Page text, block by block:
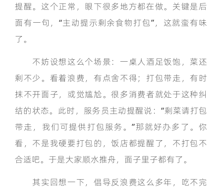
提醒。这个正常，眼下很多地方都在做。关键是后
面有一句，“主动提示剩余食物打包”，这就蛮有味
了。
不妨设想这么个场景：一桌人酒足饭饱，菜还
剩不少。看着浪费，有点舍不得；打包带走，有时
抹不开面子，或觉尴尬。很多消费者就处于这种纠
结的状态。此时，服务员主动提醒说：“剩菜请打包
带走，我们可提供打包服务。”那就好办多了。你
看，不是我硬要打包的，饭店都提醒了，不打包不
合适吧。于是大家顺水推舟，面子里子都有了。
其实回想一下，倡导反浪费这么多年，吃不完